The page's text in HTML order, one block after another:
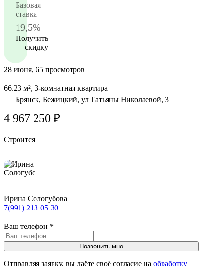
Базовая
ставка
19,5%
Получить
скидку
28 июня, 65 просмотров
66.23 м², 3-комнатная квартира
Брянск, Бежицкий, ул Татьяны Николаевой, 3
4 967 250 ₽
Строится
Ирина Сологубова
7(991) 213-05-30
Ваш телефон *
Отправляя заявку, вы даёте своё согласие на обработку